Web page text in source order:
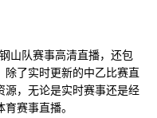
山队赛事高清直播，还包
除了实时更新的中乙比赛直
源，无论是实时赛事还是经
赛事直播。